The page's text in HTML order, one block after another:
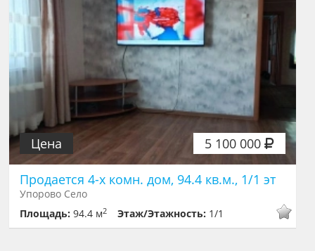
5 100 000
Цена
Продается 4-х комн. дом, 94.4 кв.м., 1/1 эт
Упорово Село
Площадь:94.4 м2 Этаж/Этажность: 1/1